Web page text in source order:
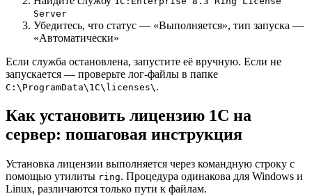
Server
Убедитесь, что статус — «Выполняется», тип запуска —
«Автоматически»
Если служба остановлена, запустите её вручную. Если не
запускается — проверьте лог-файлы в папке
C:\ProgramData\1C\licenses\ .
Как установить лицензию 1С на
сервер: пошаговая инструкция
Установка лицензии выполняется через командную строку с
помощью утилиты ring. Процедура одинакова для Windows и
Linux, различаются только пути к файлам.